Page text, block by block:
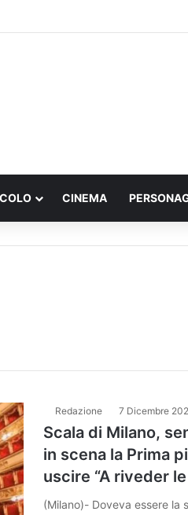
CINEMA
Redazione 7 Dicembre
Scala di Milano,
in scena la Prima
uscire “A riveder
(Milano)- Doveva essere la